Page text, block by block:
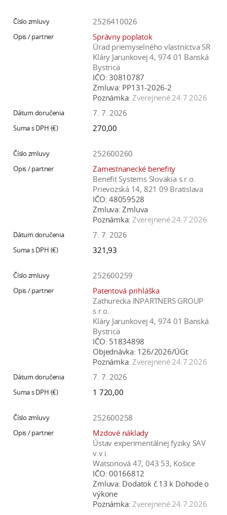
2526410026
Správny poplatok
Úrad priemyselného vlastníctva SR
Kláry Jarunkovej 4, 974 01 Banská
Bystrica
IČO: 30810787
Zmluva: PP131-2026-2
Poznámka: Zverejnené 24.7.2026
7. 7. 2026
270,00
252600260
Zamestnanecké benefity
Benefit Systems Slovakia s.r.o.
Prievozská 14, 821 09 Bratislava
IČO: 48059528
Zmluva: Zmluva
Poznámka: Zverejnené 24.7.2026
7. 7. 2026
321,93
252600259
Patentová prihláška
Zathurecka INPARTNERS GROUP
s.r.o.
Kláry Jarunkovej 4, 974 01 Banská
Bystrica
IČO: 51834898
Objednávka: 126/2026/ÚGt
Poznámka: Zverejnené 24.7.2026
7. 7. 2026
1 720,00
252600258
Mzdové náklady
Ústav experimentálnej fyziky SAV
v.v.i.
Watsonová 47, 043 53, Košice
IČO: 00166812
Zmluva: Dodatok č.13 k Dohode o
výkone
Poznámka: Zverejnené 24.7.2026